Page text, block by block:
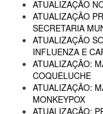
ATUALIZAÇÃO
ATUALIZAÇÃO
SECRETARIA
ATUALIZAÇÃO
INFLUENZA E
ATUALIZAÇÃO:
COQUELUCHE
ATUALIZAÇÃO:
MONKEYPOX
ATUALIZAÇÃO: